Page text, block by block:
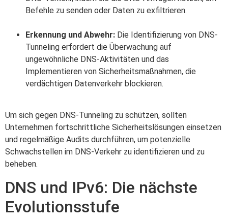
Befehle zu senden oder Daten zu exfiltrieren.
Erkennung und Abwehr: Die Identifizierung von DNS-
Tunneling erfordert die Überwachung auf
ungewöhnliche DNS-Aktivitäten und das
Implementieren von Sicherheitsmaßnahmen, die
verdächtigen Datenverkehr blockieren.
Um sich gegen DNS-Tunneling zu schützen, sollten
Unternehmen fortschrittliche Sicherheitslösungen einsetzen
und regelmäßige Audits durchführen, um potenzielle
Schwachstellen im DNS-Verkehr zu identifizieren und zu
beheben.
DNS und IPv6: Die nächste
Evolutionsstufe